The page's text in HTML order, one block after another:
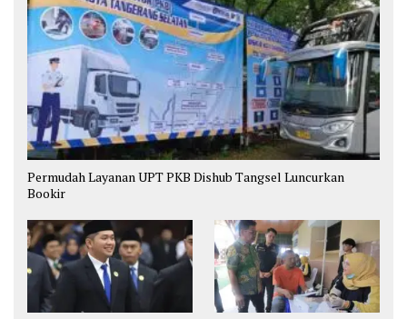
Permudah Layanan UPT PKB Dishub Tangsel Luncurkan
Bookir